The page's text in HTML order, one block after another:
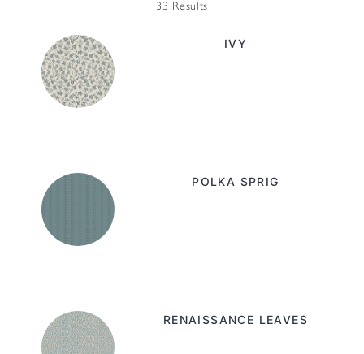
33 Results
IVY
POLKA SPRIG
RENAISSANCE LEAVES